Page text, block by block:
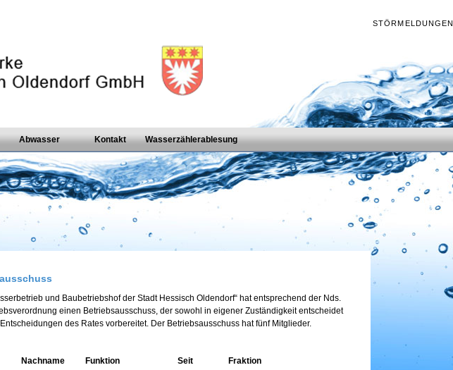
STÖRMELDUNGEN
Abwasser Kontakt Wasserzählerablesung
und Baubetriebshof der Stadt Hessisch Oldendorf“ hat entsprechend der Nds.
einen Betriebsausschuss, der sowohl in eigener Zuständigkeit entscheidet
des Rates vorbereitet. Der Betriebsausschuss hat fünf Mitglieder.
Nachname Funktion Seit
Fraktion